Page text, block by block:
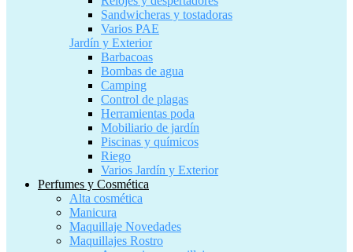
Sandwicheras y tostadoras
Varios PAE
Jardín y Exterior
Barbacoas
Bombas de agua
Camping
Control de plagas
Herramientas poda
Mobiliario de jardín
Piscinas y químicos
Riego
Varios Jardín y Exterior
Perfumes y Cosmética
Alta cosmética
Manicura
Maquillaje Novedades
Maquillajes Rostro